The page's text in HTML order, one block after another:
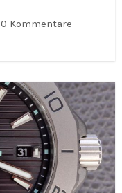
0 Kommentare